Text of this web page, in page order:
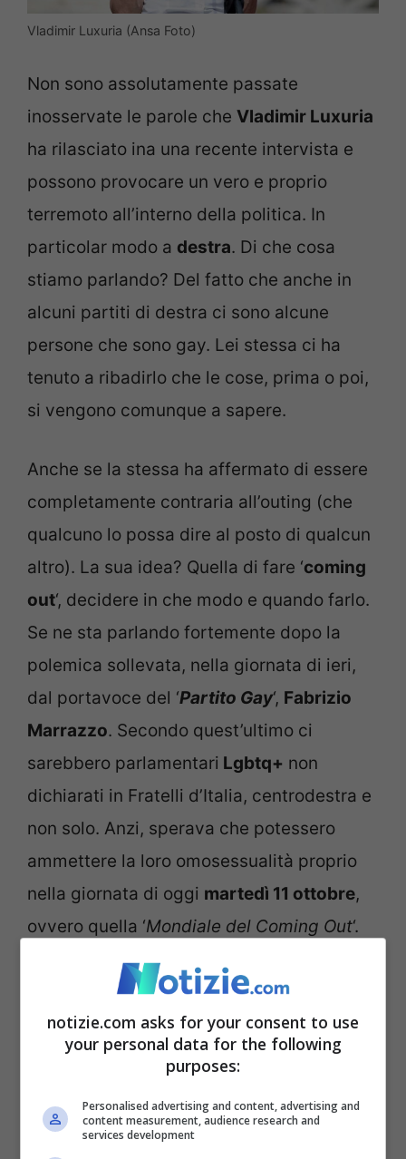
Vladimir Luxuria (Ansa Foto)
Non sono assolutamente passate
inosservate le parole che Vladimir Luxuria
ha rilasciato ina una recente intervista e
possono provocare un vero e proprio
terremoto all’interno della politica. In
particolar modo a destra. Di che cosa
stiamo parlando? Del fatto che anche in
alcuni partiti di destra ci sono alcune
persone che sono gay. Lei stessa ci ha
tenuto a ribadirlo che le cose, prima o poi,
si vengono comunque a sapere.
Anche se la stessa ha affermato di essere
completamente contraria all’outing (che
qualcuno lo possa dire al posto di qualcun
altro). La sua idea? Quella di fare ‘coming
out‘, decidere in che modo e quando farlo.
Se ne sta parlando fortemente dopo la
polemica sollevata, nella giornata di ieri,
dal portavoce del ‘Partito Gay‘, Fabrizio
Marrazzo. Secondo quest’ultimo ci
sarebbero parlamentari Lgbtq+ non
dichiarati in Fratelli d’Italia, centrodestra e
non solo. Anzi, sperava che potessero
ammettere la loro omosessualità proprio
nella giornata di oggi martedì 11 ottobre,
ovvero quella ‘Mondiale del Coming Out‘.
Luxuria: “Anche a destra ci
sono gay“
notizie.com asks for your consent to use
your personal data for the following
purposes:
Personalised advertising and content, advertising and
content measurement, audience research and
services development